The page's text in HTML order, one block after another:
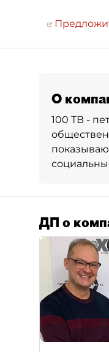
О
100 ТВ -
ДП о